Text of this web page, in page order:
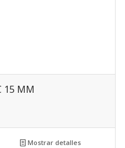
15 MM
Mostrar detalles